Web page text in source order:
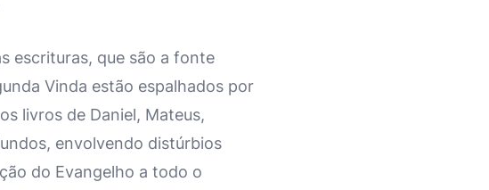
escrituras, que são a fonte
Vinda estão espalhados por
livros de Daniel, Mateus,
envolvendo distúrbios
do Evangelho a todo o